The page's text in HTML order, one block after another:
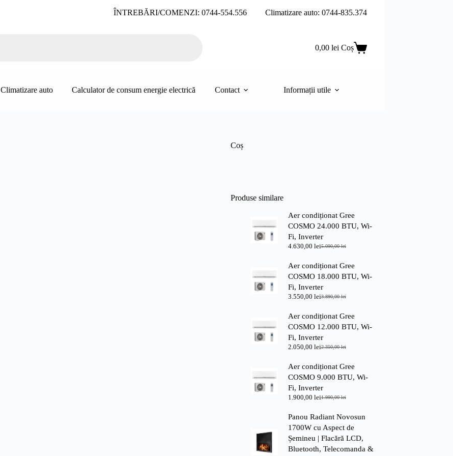
ÎNTREBĂRI/COMENZI: 0744-554.556 Climatizare auto: 0744-835.374
0,00 lei Coș
Climatizare auto Calculator de consum energie electrică Contact Informații utile
Coș
Produse similare
Aer condiționat Gree
COSMO 24.000 BTU, Wi-
Fi, Inverter
5.090,00lei
Prețul
a
fost:
4.630,00 lei
Prețul
este:
4.630,00 lei.
Aer condiționat Gree
COSMO 18.000 BTU, Wi-
Fi, Inverter
3.890,00lei
Prețul
a
fost:
3.550,00 lei
Prețul
este:
3.550,00 lei.
Aer condiționat Gree
COSMO 12.000 BTU, Wi-
Fi, Inverter
2.350,00lei
Prețul
a
fost:
2.050,00 lei
Prețul
este:
2.050,00 lei.
Aer condiționat Gree
COSMO 9.000 BTU, Wi-
Fi, Inverter
1.990,00lei
Prețul
a
fost:
1.990,00 lei.
1.900,00 lei
Prețul
este:
1.900,00 lei.
Panou Radiant Novosun
1700W cu Aspect de
Șemineu | Flacără LCD,
Bluetooth, Telecomanda &